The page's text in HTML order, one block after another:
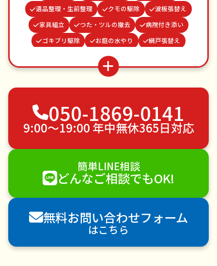
遺品整理・生前整理
クモの駆除
波板張替え
家具組立
つた・ツルの撤去
病院付き添い
ゴキブリ駆除
お庭の水やり
網戸張替え
結婚式代理出席
物置解体
蜂の巣駆除
カーテンレール取り付け
不用品回収
ゴミ屋敷片付け
草刈り・草むしり
植木の伐採
手すり取り付け
ペットのお世話
エアコンクリーニング
DIY・日曜大工
ハウスクリーニング
雪かき・雪下ろし
電球交換
襖（ふすま）の張替え
空き家管理
害獣駆除
防草シート施工
ナメクジ駆除
害虫駆除
050-1869-0141
9:00〜19:00 年中無休365日対応
簡単LINE相談
どんなご相談でもOK!
無料お問い合わせフォーム
はこちら